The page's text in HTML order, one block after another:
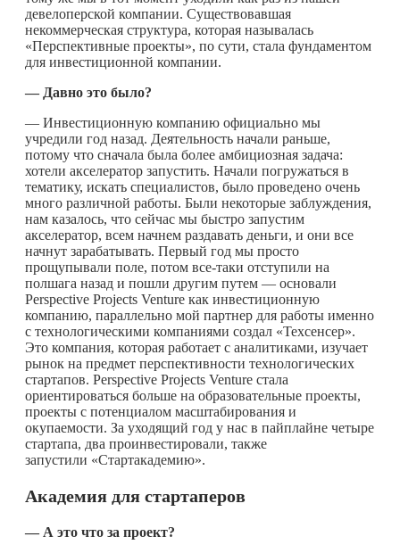
девелоперской компании. Существовавшая
некоммерческая структура, которая называлась
«Перспективные проекты», по сути, стала фундаментом
для инвестиционной компании.
— Давно это было?
— Инвестиционную компанию официально мы
учредили год назад. Деятельность начали раньше,
потому что сначала была более амбициозная задача:
хотели акселератор запустить. Начали погружаться в
тематику, искать специалистов, было проведено очень
много различной работы. Были некоторые заблуждения,
нам казалось, что сейчас мы быстро запустим
акселератор, всем начнем раздавать деньги, и они все
начнут зарабатывать. Первый год мы просто
прощупывали поле, потом все-таки отступили на
полшага назад и пошли другим путем — основали
Perspective Projects Venture как инвестиционную
компанию, параллельно мой партнер для работы именно
с технологическими компаниями создал «Техсенсер».
Это компания, которая работает с аналитиками, изучает
рынок на предмет перспективности технологических
стартапов. Perspective Projects Venture стала
ориентироваться больше на образовательные проекты,
проекты с потенциалом масштабирования и
окупаемости. За уходящий год у нас в пайплайне четыре
стартапа, два проинвестировали, также
запустили «Стартакадемию».
Академия для стартаперов
— А это что за проект?